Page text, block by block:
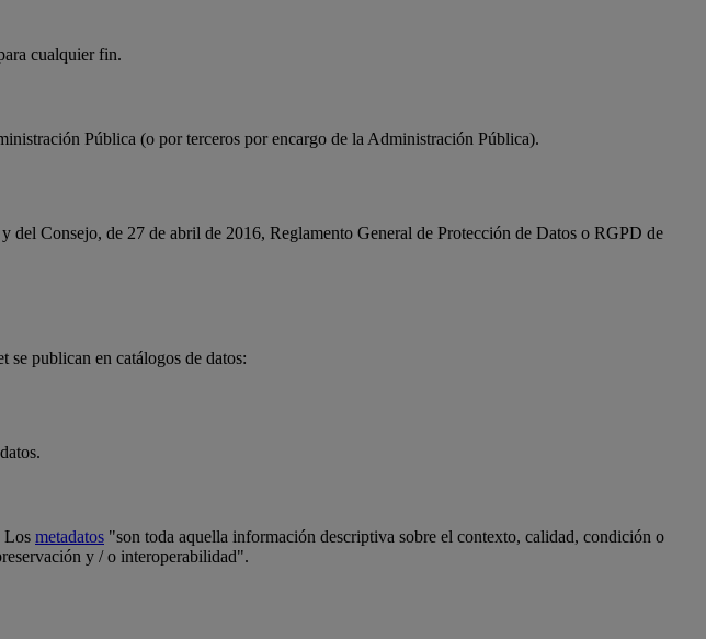
cualquier fin.
Pública (o por terceros por encargo de la Administración Pública).
Consejo, de 27 de abril de 2016, Reglamento General de Protección de Datos o RGPD de
se publican en catálogos de datos:
Los metadatos "son toda aquella información descriptiva sobre el contexto, calidad, condición o
y / o interoperabilidad".